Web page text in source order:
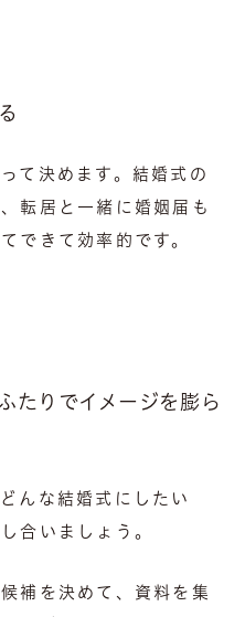
て決めます。結婚式の
転居と一緒に婚姻届も
できて効率的です。
たりでイメージを膨ら
んな結婚式にしたい
合いましょう。
補を決めて、資料を集